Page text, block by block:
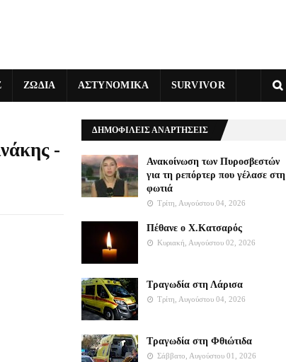
ΖΩΔΙΑ ΑΣΤΥΝΟΜΙΚΑ SURVIVOR
-
ΔΗΜΟΦΙΛΕΙΣ ΑΝΑΡΤΗΣΕΙΣ
Ανακοίνωση των Πυροσβεστών
για τη ρεπόρτερ που γέλασε στη
φωτιά
Τρίτη, Αυγούστου 04, 2026
Πέθανε ο Χ.Κατσαρός
Κυριακή, Αυγούστου 02, 2026
Τραγωδία στη Λάρισα
Τρίτη, Αυγούστου 04, 2026
Τραγωδία στη Φθιώτιδα
Σάββατο, Αυγούστου 01, 2026